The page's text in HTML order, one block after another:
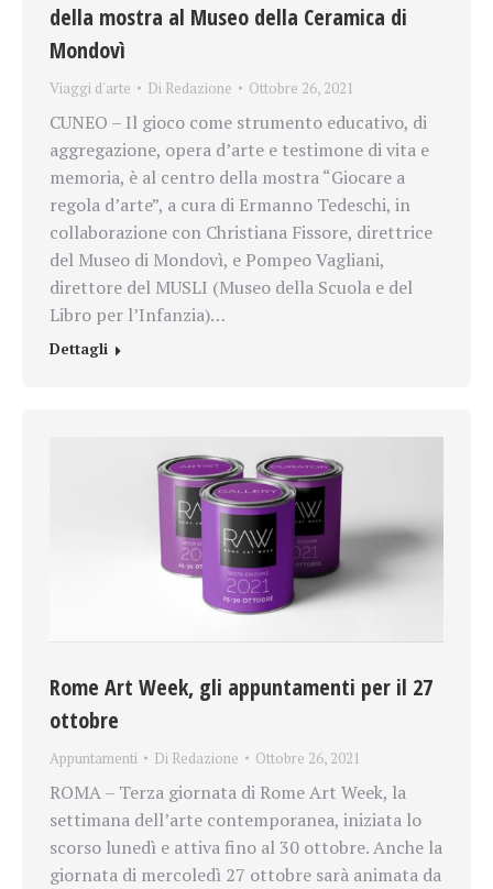
della mostra al Museo della Ceramica di
Mondovì
Viaggi d'arte Di Redazione Ottobre 26, 2021
CUNEO – Il gioco come strumento educativo, di
aggregazione, opera d’arte e testimone di vita e
memoria, è al centro della mostra “Giocare a
regola d’arte”, a cura di Ermanno Tedeschi, in
collaborazione con Christiana Fissore, direttrice
del Museo di Mondovì, e Pompeo Vagliani,
direttore del MUSLI (Museo della Scuola e del
Libro per l’Infanzia)…
Dettagli
Rome Art Week, gli appuntamenti per il 27
ottobre
Appuntamenti Di Redazione Ottobre 26, 2021
ROMA – Terza giornata di Rome Art Week, la
settimana dell’arte contemporanea, iniziata lo
scorso lunedì e attiva fino al 30 ottobre. Anche la
giornata di mercoledì 27 ottobre sarà animata da